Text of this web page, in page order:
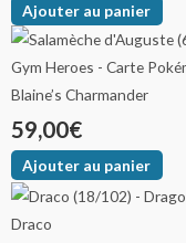
Ajouter au panier
Blaine’s Charmander
59,00€
Ajouter au panier
Draco